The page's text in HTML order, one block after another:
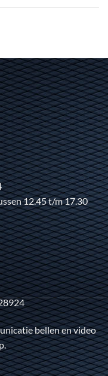
12.45 t/m 17.30
bellen en video